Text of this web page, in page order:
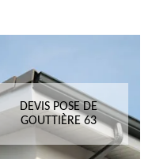
DEVIS POSE DE
GOUTTIÈRE 63